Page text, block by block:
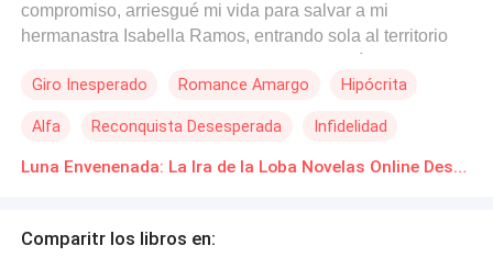
compromiso, arriesgué mi vida para salvar a mi
hermanastra Isabella Ramos, entrando sola al territorio
durante la ceremonia del vínculo de apareamiento,
humillada por los hombres lobo errantes. El Rey Alfa,
furioso, se negó a marcarme e Isabella tomó mi lugar
noche tras noche a los hombres lobo errantes, olvidando
Giro Inesperado Romance Amargo Hipócrita
Alfa Reconquista Desesperada Infidelidad
Luna Envenenada: La Ira de la Loba Novelas Online Descarga gratuita de PDF
Comparitr los libros en: